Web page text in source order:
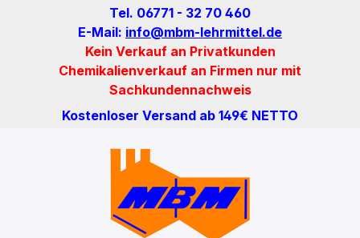
Zum Hauptinhalt springenTel. 06771 - 32 70 460
E-Mail: info@mbm-lehrmittel.de
Kein Verkauf an Privatkunden
Chemikalienverkauf an Firmen nur mit
Sachkundennachweis
Kostenloser Versand ab 149€ NETTO